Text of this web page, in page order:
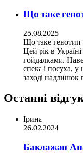
Що таке
25.08.2025
Що таке генотип
Цей рік в
гойдалками.
спека і посуха, у
заході надлишок
Останні
Ірина
26.02.2024
Баклажан